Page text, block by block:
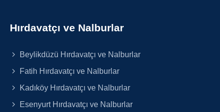
Hırdavatçı ve Nalburlar
Beylikdüzü Hırdavatçı ve Nalburlar
Fatih Hırdavatçı ve Nalburlar
Kadıköy Hırdavatçı ve Nalburlar
Esenyurt Hırdavatçı ve Nalburlar